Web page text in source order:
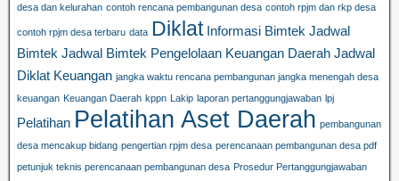
desa dan kelurahan contoh rencana pembangunan desa contoh rpjm dan rkp desa
contoh rpjm desa terbaru data Diklat Informasi Bimtek Jadwal
Bimtek Jadwal Bimtek Pengelolaan Keuangan Daerah Jadwal
Diklat Keuangan jangka waktu rencana pembangunan jangka menengah desa
keuangan Keuangan Daerah kppn Lakip laporan pertanggungjawaban lpj
Pelatihan Pelatihan Aset Daerah pembangunan
desa mencakup bidang pengertian rpjm desa perencanaan pembangunan desa pdf
petunjuk teknis perencanaan pembangunan desa Prosedur Pertanggungjawaban